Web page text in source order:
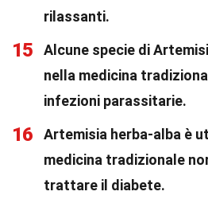
rilassanti.
15
Alcune specie di
nella medicina
infezioni parassitarie.
16
Artemisia herba-alba è
medicina tradizionale
trattare il diabete.